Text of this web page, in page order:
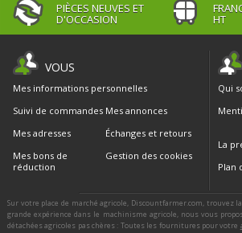
PIÈCES NEUVES ET
D'OCCASION HT
VOUS
Mes informations personnelles
Suivi de commandes Mes annonces
Mes adresses
Échanges et retours
Mes bons de
réduction
Gestion des cookies
Qui
La
Plan
Sur votre place de marché agricole, Discountfarmer.com, trouvez
grande expérience dans le machinisme agricole, nous vous
détachées agricoles pas chères : Toutes les fournitures pour votre